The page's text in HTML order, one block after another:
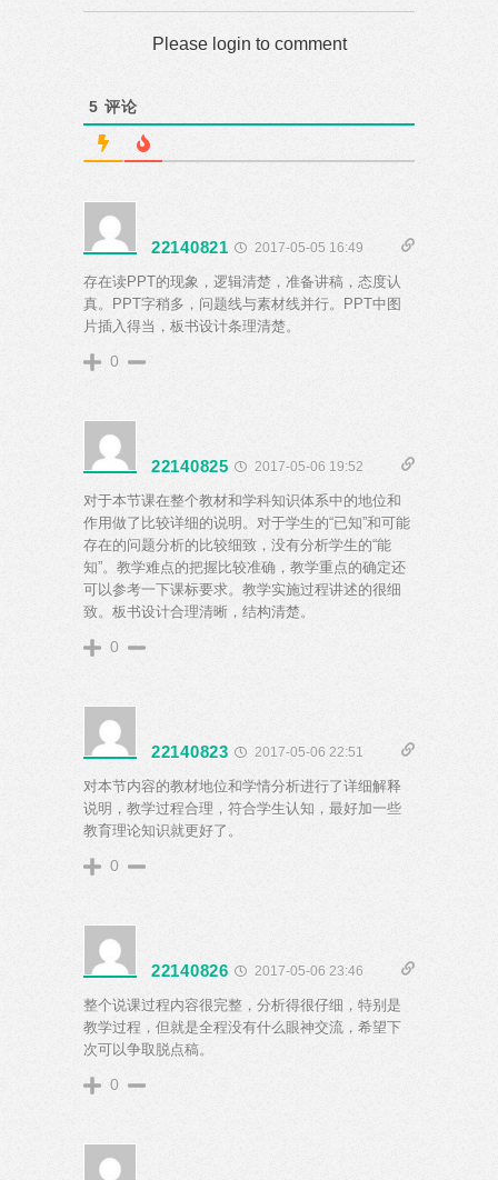
Please login to comment
5 评论
22140821 2017-05-05 16:49
存在读PPT的现象，逻辑清楚，准备讲稿，态度认
真。PPT字稍多，问题线与素材线并行。PPT中图
片插入得当，板书设计条理清楚。
0
22140825 2017-05-06 19:52
对于本节课在整个教材和学科知识体系中的地位和
作用做了比较详细的说明。对于学生的“已知”和可能
存在的问题分析的比较细致，没有分析学生的“能
知”。教学难点的把握比较准确，教学重点的确定还
可以参考一下课标要求。教学实施过程讲述的很细
致。板书设计合理清晰，结构清楚。
0
22140823 2017-05-06 22:51
对本节内容的教材地位和学情分析进行了详细解释
说明，教学过程合理，符合学生认知，最好加一些
教育理论知识就更好了。
0
22140826 2017-05-06 23:46
整个说课过程内容很完整，分析得很仔细，特别是
教学过程，但就是全程没有什么眼神交流，希望下
次可以争取脱点稿。
0